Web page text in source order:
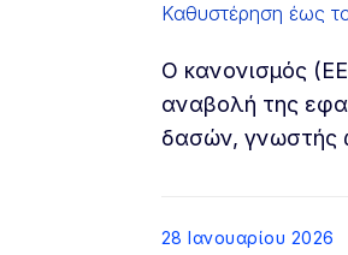
Καθυστέρηση έως
Ο κανονισμός
αναβολή της
δασών, γνωστής
List item
28 Ιανουαρίου 2026